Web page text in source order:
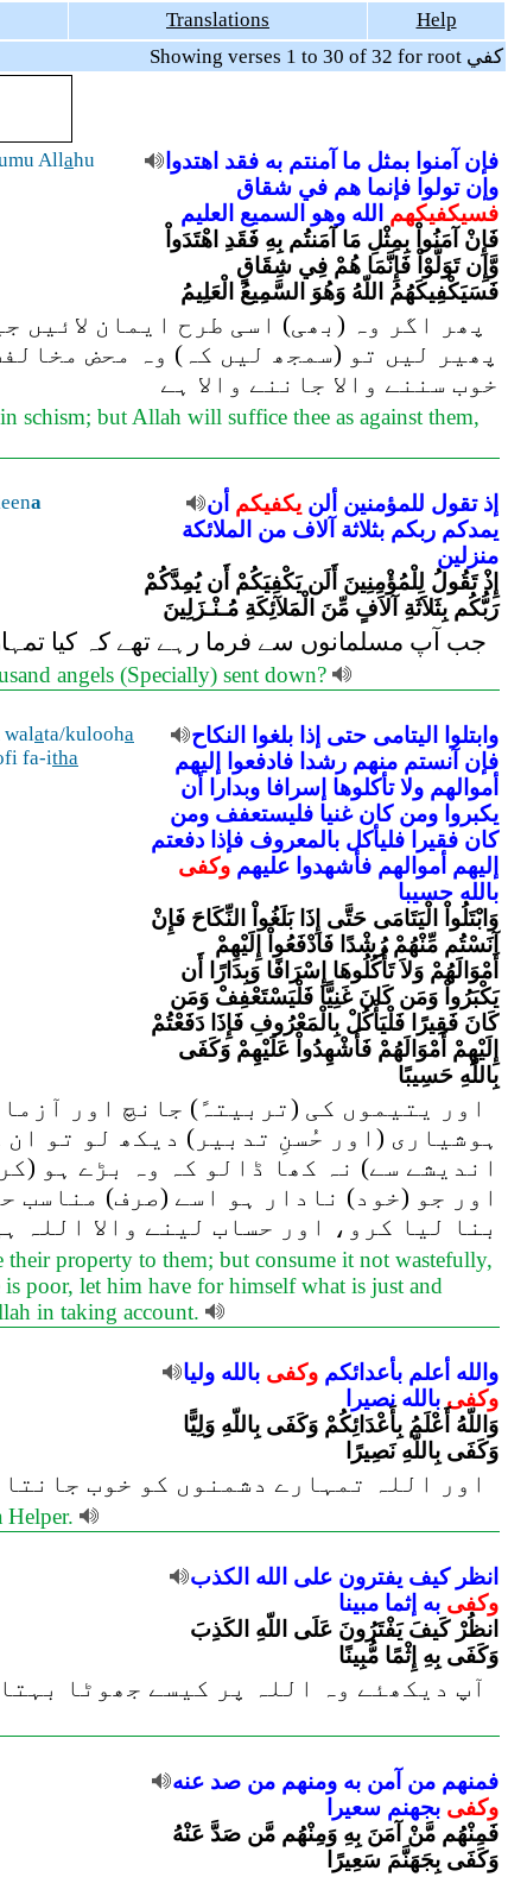
Translations
Help
Showing verses 1 to 30 of 32 for root كفي
Allahu
فإن آمنوا بمثل ما آمنتم به فقد اهتدوا
وإن تولوا فإنما هم في شقاق
فسيكفيكهم
الله وهو السميع العليم
فَإِنْ آمَنُواْ بِمِثْلِ مَا آمَنتُم بِهِ فَقَدِ اهْتَدَواْ
وَّإِن تَوَلَّوْاْ فَإِنَّمَا هُمْ فِي شِقَاقٍ
فَسَيَكْفِيكَهُمُ اللّهُ وَهُوَ السَّمِيعُ الْعَلِيمُ
پھر اگر وہ (بھی) اسی طرح ایمان لائیں
پھیر لیں تو (سمجھ لیں کہ) وہ محض
خوب سننے والا جاننے والا ہے
schism; but Allah will suffice thee as against them,
a إذ تقول للمؤمنين ألن يكفيكم أن
يمدكم ربكم بثلاثة آلاف من الملائكة
منزلين
إِذْ تَقُولُ لِلْمُؤْمِنِينَ أَلَن يَكْفِيَكُمْ أَن يُمِدَّكُمْ
رَبُّكُم بِثَلاَثَةِ آلاَفٍ مِّنَ الْمَلآئِكَةِ مُـنْـزَلِينَ
جب آپ مسلمانوں سے فرما رہے تھے کہ کیا
angels (Specially) sent down?
walata/kulooha
fa-itha
وابتلوا اليتامى حتى إذا بلغوا
النكاح
فإن آنستم منهم رشدا فادفعوا
إليهم
أموالهم ولا تأكلوها إسرافا وبدارا
أن
يكبروا ومن كان غنيا فليستعفف ومن
كان فقيرا فليأكل بالمعروف فإذا دفعتم
إليهم أموالهم فأشهدوا عليهم وكفى
بالله حسيبا
وَابْتَلُواْ الْيَتَامَى حَتَّى إِذَا بَلَغُواْ النِّكَاحَ فَإِنْ
آنَسْتُم مِّنْهُمْ رُشْدًا فَادْفَعُواْ إِلَيْهِمْ
أَمْوَالَهُمْ وَلاَ تَأْكُلُوهَا إِسْرَافًا وَبِدَارًا أَن
يَكْبَرُواْ وَمَن كَانَ غَنِيًّا فَلْيَسْتَعْفِفْ وَمَن
كَانَ فَقِيرًا فَلْيَأْكُلْ بِالْمَعْرُوفِ فَإِذَا دَفَعْتُمْ
إِلَيْهِمْ أَمْوَالَهُمْ فَأَشْهِدُواْ عَلَيْهِمْ وَكَفَى
بِاللّهِ حَسِيبًا
اور یتیموں کی (تربیتہً) جانچ اور
ہوشیاری (اور حُسنِ تدبیر) دیکھ لو تو
اندیشے سے) نہ کھا ڈالو کہ وہ بڑے ہو
اور جو (خود) نادار ہو اسے (صرف) مناسب
بنا لیا کرو، اور حساب لینے والا اللہ
property to them; but consume it not wastefully,
poor, let him have for himself what is just and
in taking account.
والله أعلم بأعدائكم وكفى بالله وليا
وكفى بالله نصيرا
وَاللّهُ أَعْلَمُ بِأَعْدَائِكُمْ وَكَفَى بِاللّهِ وَلِيًّا
وَكَفَى بِاللّهِ نَصِيرًا
اور اللہ تمہارے دشمنوں کو خوب
انظر كيف يفترون على الله الكذب
وكفى به إثما مبينا
انظُرْ كَيفَ يَفْتَرُونَ عَلَى اللّهِ الكَذِبَ
وَكَفَى بِهِ إِثْمًا مُّبِينًا
آپ دیکھئے وہ اللہ پر کیسے جھوٹا
فمنهم من آمن به ومنهم من صد عنه
وكفى بجهنم سعيرا
فَمِنْهُم مَّنْ آمَنَ بِهِ وَمِنْهُم مَّن صَدَّ عَنْهُ
وَكَفَى بِجَهَنَّمَ سَعِيرًا